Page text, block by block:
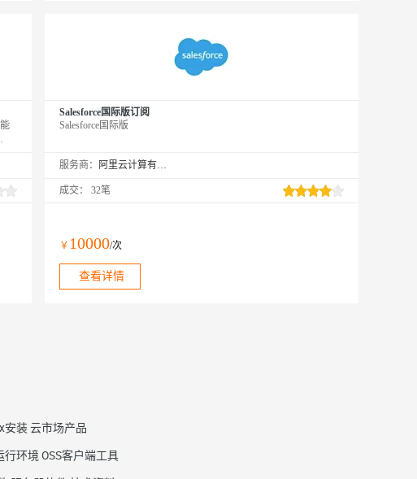
业
Salesforce国际版订阅
Salesforce国际版
服务商： 阿里云计算有限公司
成交： 32笔
￥ 10000/次
查看详情
安装云市场产品
行环境 OSS客户端工具